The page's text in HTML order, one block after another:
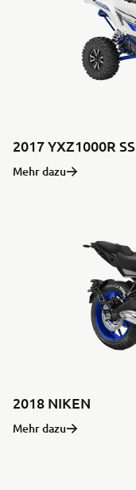
2017 YXZ1000R SS
Mehr dazu
2018 NIKEN
Mehr dazu